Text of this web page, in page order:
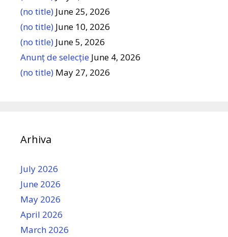
(no title) June 25, 2026
(no title) June 10, 2026
(no title) June 5, 2026
Anunț de selecție June 4, 2026
(no title) May 27, 2026
Arhiva
July 2026
June 2026
May 2026
April 2026
March 2026